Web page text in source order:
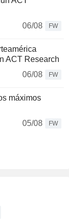
06/08
FW
ACT Research
06/08
FW
máximos
05/08
FW